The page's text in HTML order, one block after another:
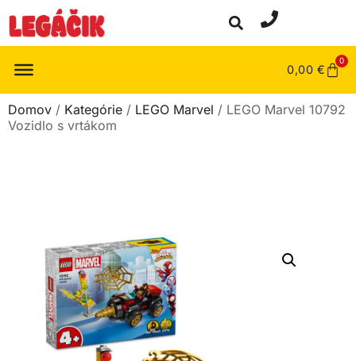
0,00 €
0
Domov / Kategórie / LEGO Marvel / LEGO Marvel 10792
Vozidlo s vrtákom